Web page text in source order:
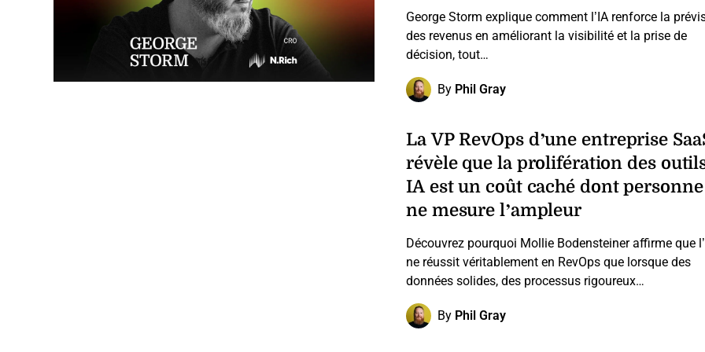
George Storm explique comment l’IA renforce la
des revenus en améliorant la visibilité et la prise de
décision, tout…
By Phil Gray
La VP RevOps d’une entreprise
révèle que la prolifération des
IA est un coût caché dont personne
ne mesure l’ampleur
Découvrez pourquoi Mollie Bodensteiner affirme que
ne réussit véritablement en RevOps que lorsque des
données solides, des processus rigoureux…
By Phil Gray